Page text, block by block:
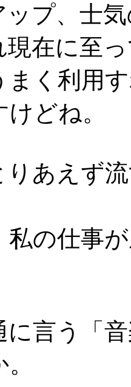
プ、士
現在に至
まく利用
どね。
りあえず
私の仕事
に言う「